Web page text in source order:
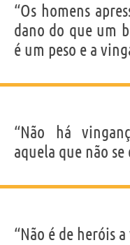
“Os homens
dano do que um
é um peso e a
“Não há
aquela que não se
“Não é de heróis